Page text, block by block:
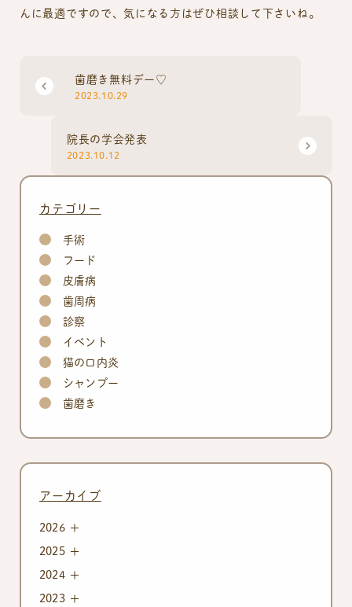
んに最適ですので、気になる方はぜひ相談して下さいね。
歯磨き無料デー♡
2023.10.29
院長の学会発表
2023.10.12
カテゴリー
手術
フード
皮膚病
歯周病
診察
イベント
猫の口内炎
シャンプー
歯磨き
アーカイブ
2026
2025
2024
2023